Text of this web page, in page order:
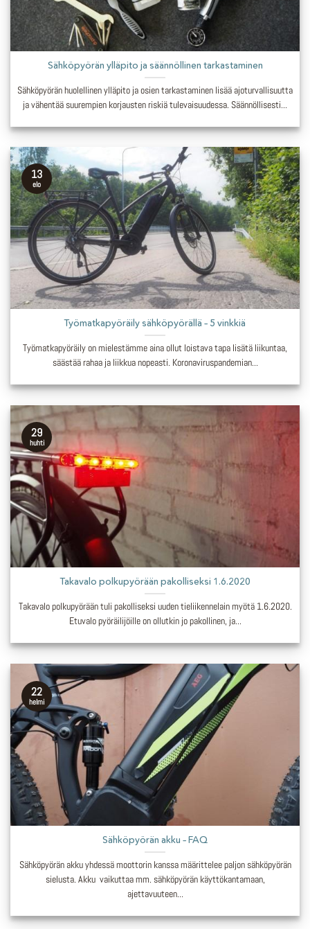
Sähköpyörän ylläpito ja säännöllinen tarkastaminen
Sähköpyörän huolellinen ylläpito ja osien tarkastaminen lisää ajoturvallisuutta
ja vähentää suurempien korjausten riskiä tulevaisuudessa. Säännöllisesti...
Työmatkapyöräily sähköpyörällä – 5 vinkkiä
Työmatkapyöräily on mielestämme aina ollut loistava tapa lisätä liikuntaa,
säästää rahaa ja liikkua nopeasti. Koronaviruspandemian...
13
elo
Takavalo polkupyörään pakolliseksi 1.6.2020
Takavalo polkupyörään tuli pakolliseksi uuden tieliikennelain myötä 1.6.2020.
Etuvalo pyöräilijöille on ollutkin jo pakollinen, ja...
29
huhti
Sähköpyörän akku – FAQ
Sähköpyörän akku yhdessä moottorin kanssa määrittelee paljon sähköpyörän
sielusta. Akku vaikuttaa mm. sähköpyörän käyttökantamaan,
ajettavuuteen...
22
helmi